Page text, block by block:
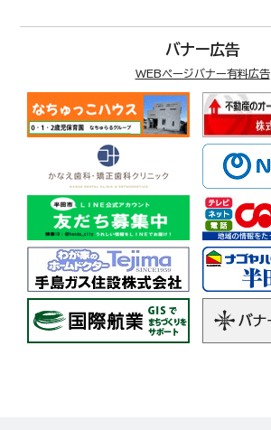
バナー広告
WEBページバナー有料広告